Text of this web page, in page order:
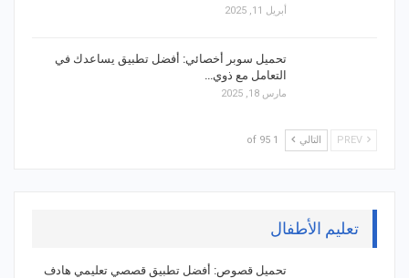
أبريل 11, 2025
تحميل سوبر أخصائي: أفضل تطبيق يساعدك في
التعامل مع ذوي…
مارس 18, 2025
التالي 1 of 95
تعليم الأطفال
تحميل قصوص: أفضل تطبيق قصصي تعليمي هادف